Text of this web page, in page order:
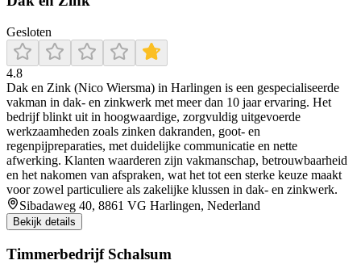
Gesloten
4.8
Dak en Zink (Nico Wiersma) in Harlingen is een gespecialiseerde
vakman in dak- en zinkwerk met meer dan 10 jaar ervaring. Het
bedrijf blinkt uit in hoogwaardige, zorgvuldig uitgevoerde
werkzaamheden zoals zinken dakranden, goot- en
regenpijpreparaties, met duidelijke communicatie en nette
afwerking. Klanten waarderen zijn vakmanschap, betrouwbaarheid
en het nakomen van afspraken, wat het tot een sterke keuze maakt
voor zowel particuliere als zakelijke klussen in dak- en zinkwerk.
Sibadaweg 40, 8861 VG Harlingen, Nederland
Bekijk details
Timmerbedrijf Schalsum